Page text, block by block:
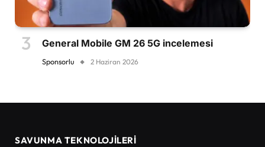
General Mobile GM 26 5G incelemesi
Sponsorlu 2 Haziran 2026
SAVUNMA TEKNOLOJİLERİ